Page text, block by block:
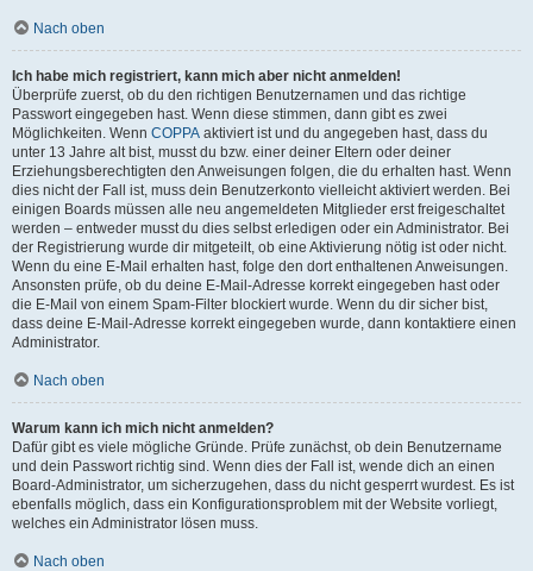
Nach oben
Ich habe mich registriert, kann mich aber nicht anmelden!
Überprüfe zuerst, ob du den richtigen Benutzernamen und das richtige
Passwort eingegeben hast. Wenn diese stimmen, dann gibt es zwei
Möglichkeiten. Wenn COPPA aktiviert ist und du angegeben hast, dass du
unter 13 Jahre alt bist, musst du bzw. einer deiner Eltern oder deiner
Erziehungsberechtigten den Anweisungen folgen, die du erhalten hast. Wenn
dies nicht der Fall ist, muss dein Benutzerkonto vielleicht aktiviert werden. Bei
einigen Boards müssen alle neu angemeldeten Mitglieder erst freigeschaltet
werden – entweder musst du dies selbst erledigen oder ein Administrator. Bei
der Registrierung wurde dir mitgeteilt, ob eine Aktivierung nötig ist oder nicht.
Wenn du eine E-Mail erhalten hast, folge den dort enthaltenen Anweisungen.
Ansonsten prüfe, ob du deine E-Mail-Adresse korrekt eingegeben hast oder
die E-Mail von einem Spam-Filter blockiert wurde. Wenn du dir sicher bist,
dass deine E-Mail-Adresse korrekt eingegeben wurde, dann kontaktiere einen
Administrator.
Nach oben
Warum kann ich mich nicht anmelden?
Dafür gibt es viele mögliche Gründe. Prüfe zunächst, ob dein Benutzername
und dein Passwort richtig sind. Wenn dies der Fall ist, wende dich an einen
Board-Administrator, um sicherzugehen, dass du nicht gesperrt wurdest. Es ist
ebenfalls möglich, dass ein Konfigurationsproblem mit der Website vorliegt,
welches ein Administrator lösen muss.
Nach oben